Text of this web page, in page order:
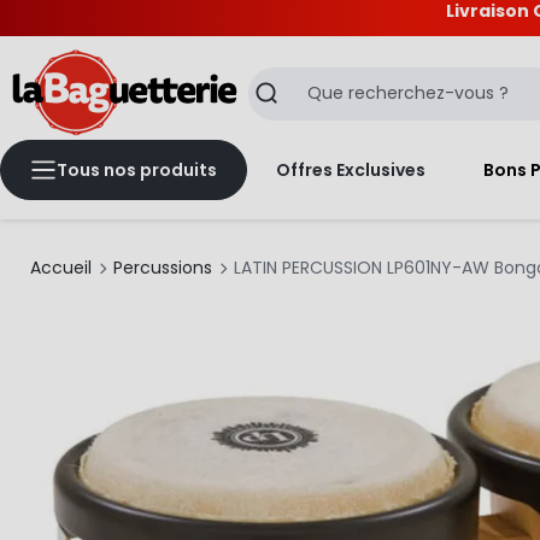
Livraison
Recherche
Tous nos produits Offres Exclusives Bons
Accueil Percussions LATIN PERCUSSION LP601NY-AW